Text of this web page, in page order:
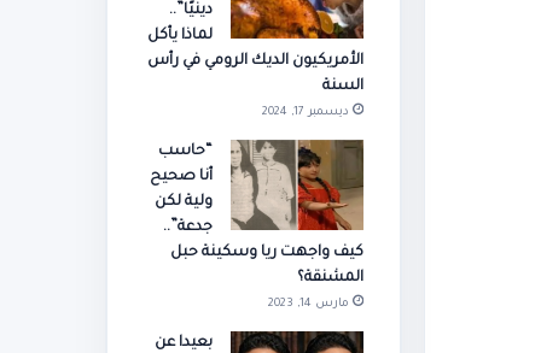
دينيًا”..
لماذا يأكل
الأمريكيون الديك الرومي في رأس
السنة
ديسمبر 17, 2024
“حاسب
أنا صحيح
ولية لكن
جدعة”..
كيف واجهت ريا وسكينة حبل
المشنقة؟
مارس 14, 2023
بعيدا عن